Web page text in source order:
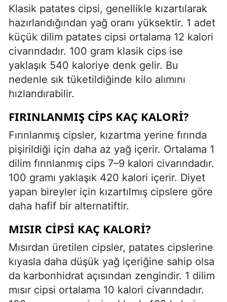
Klasik patates cipsi, genellikle kızartılarak
hazırlandığından yağ oranı yüksektir. 1 adet
küçük dilim patates cipsi ortalama 12 kalori
civarındadır. 100 gram klasik cips ise
yaklaşık 540 kaloriye denk gelir. Bu
nedenle sık tüketildiğinde kilo alımını
hızlandırabilir.
FIRINLANMIŞ CIPS KAÇ KALORI?
Fırınlanmış cipsler, kızartma yerine fırında
pişirildiği için daha az yağ içerir. Ortalama 1
dilim fırınlanmış cips 7–9 kalori civarındadır.
100 gramı yaklaşık 420 kalori içerir. Diyet
yapan bireyler için kızartılmış cipslere göre
daha hafif bir alternatiftir.
MISIR CIPSI KAÇ KALORI?
Mısırdan üretilen cipsler, patates cipslerine
kıyasla daha düşük yağ içeriğine sahip olsa
da karbonhidrat açısından zengindir. 1 dilim
mısır cipsi ortalama 10 kalori civarındadır.